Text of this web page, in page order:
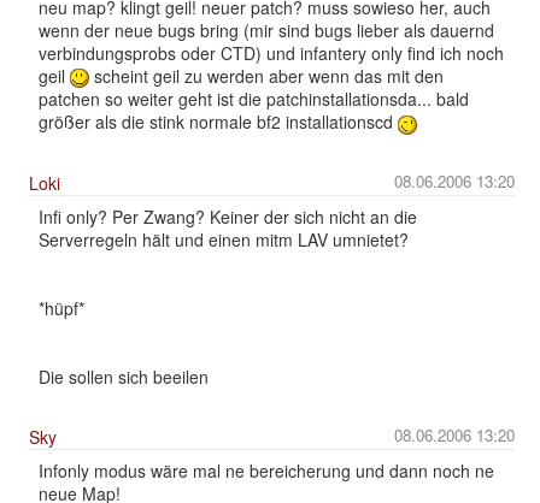
neu map? klingt geil! neuer patch? muss sowieso her, auch
wenn der neue bugs bring (mir sind bugs lieber als dauernd
verbindungsprobs oder CTD) und infantery only find ich noch
geil
scheint geil zu werden aber wenn das mit den
patchen so weiter geht ist die patchinstallationsda... bald
größer als die stink normale bf2 installationscd
08.06.2006 13:20
Loki
Infi only? Per Zwang? Keiner der sich nicht an die
Serverregeln hält und einen mitm LAV umnietet?
*hüpf*
Die sollen sich beeilen
08.06.2006 13:20
Sky
Infonly modus wäre mal ne bereicherung und dann noch ne
neue Map!